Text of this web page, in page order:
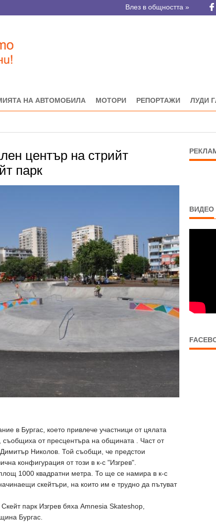
Влез в общността »
НА АВТОМОБИЛА МОТОРИ РЕПОРТАЖИ ЛУДИ
център на стрийт
парк
в Бургас, което привлече участници от цялата
съобщиха от пресцентъра на общината
. Част от
Николов. Той съобщи, че предстои
конфигурация от този в к-с "Изгрев".
1000 квадратни метра. То ще се намира в к-с
скейтъри, на които им е трудно да пътуват
парк Изгрев бяха Аmnesia Skateshop,
Бургас.
ВИДЕО